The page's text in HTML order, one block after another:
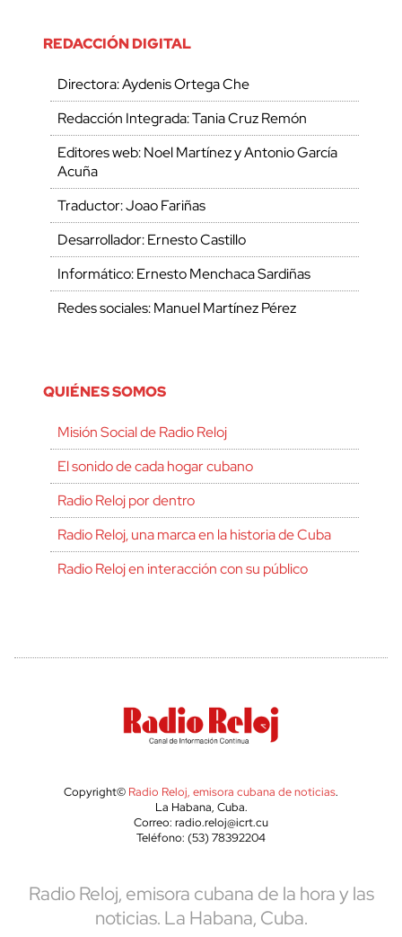
REDACCIÓN DIGITAL
Directora: Aydenis Ortega Che
Redacción Integrada: Tania Cruz Remón
Editores web: Noel Martínez y Antonio García
Acuña
Traductor: Joao Fariñas
Desarrollador: Ernesto Castillo
Informático: Ernesto Menchaca Sardiñas
Redes sociales: Manuel Martínez Pérez
QUIÉNES SOMOS
Misión Social de Radio Reloj
El sonido de cada hogar cubano
Radio Reloj por dentro
Radio Reloj, una marca en la historia de Cuba
Radio Reloj en interacción con su público
Copyright© Radio Reloj, emisora cubana de noticias.
La Habana, Cuba.
Correo: radio.reloj@icrt.cu
Teléfono: (53) 78392204
Radio Reloj, emisora cubana de la hora y las
noticias. La Habana, Cuba.